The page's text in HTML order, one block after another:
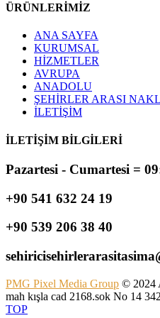
ÜRÜNLERİMİZ
ANA SAYFA
KURUMSAL
HİZMETLER
AVRUPA
ANADOLU
ŞEHİRLER ARASI
İLETİŞİM
İLETİŞİM BİLGİLERİ
Pazartesi - Cumartesi =
+90 541 632 24 19
+90 539 206 38 40
PMG Pixel Media Group © 2024
mah kışla cad 2168.sok No 14
TOP